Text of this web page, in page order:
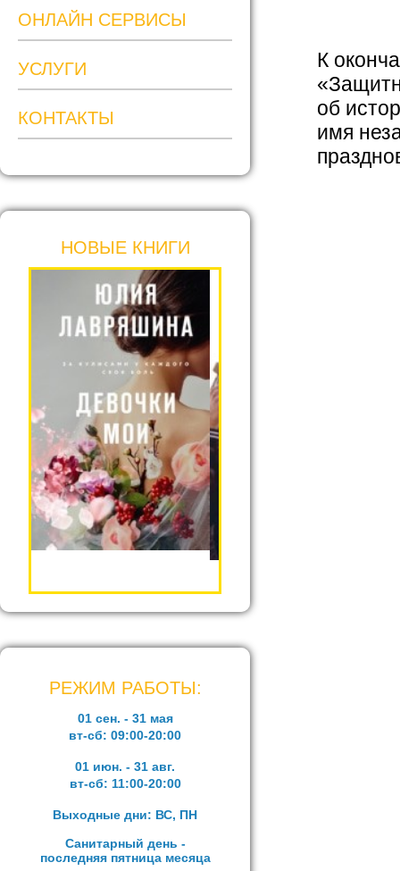
ОНЛАЙН СЕРВИСЫ
УСЛУГИ
КОНТАКТЫ
НОВЫЕ КНИГИ
РЕЖИМ РАБОТЫ:
01 сен. - 31 мая
вт-сб: 09:00-20:00
01 июн. - 31 авг.
вт-сб: 11:00-20:00
Выходные дни: ВС, ПН
Санитарный день -
последняя пятница месяца
К
об
имя